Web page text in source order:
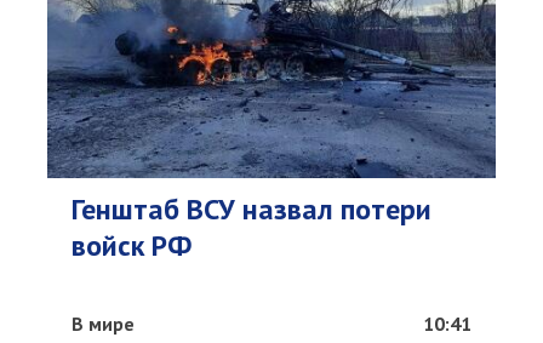
Генштаб ВСУ назвал потери
войск РФ
В мире 10:41